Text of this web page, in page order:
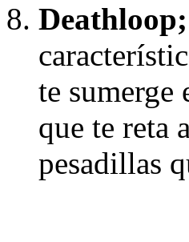
Deathloop;
te sumerge
que te reta
pesadillas